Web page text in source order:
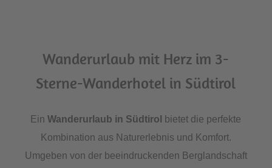
Wanderurlaub mit Herz im 3-
Sterne-Wanderhotel in Südtirol
EinWanderurlaub in Südtirol
bietet die perfekte
Kombination aus Naturerlebnis und Komfort.
Umgeben von der beeindruckenden Berglandschaft